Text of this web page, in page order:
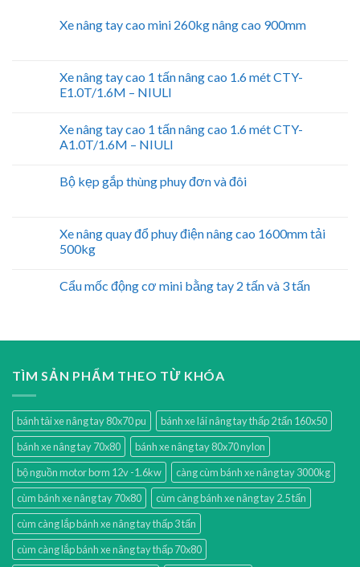
Xe nâng tay cao mini 260kg nâng cao 900mm
Xe nâng tay cao 1 tấn nâng cao 1.6 mét CTY-
E1.0T/1.6M – NIULI
Xe nâng tay cao 1 tấn nâng cao 1.6 mét CTY-
A1.0T/1.6M – NIULI
Bộ kẹp gắp thùng phuy đơn và đôi
Xe nâng quay đổ phuy điện nâng cao 1600mm tải
500kg
Cẩu mốc động cơ mini bằng tay 2 tấn và 3 tấn
TÌM SẢN PHẨM THEO TỪ KHÓA
bánh tải xe nâng tay 80x70 pu
bánh xe lái nâng tay thấp 2 tấn 160x50
bánh xe nâng tay 70x80
bánh xe nâng tay 80x70 nylon
bộ nguồn motor bơm 12v -1.6kw
càng cùm bánh xe nâng tay 3000kg
cùm bánh xe nâng tay 70x80
cùm càng bánh xe nâng tay 2.5 tấn
cùm càng lắp bánh xe nâng tay thấp 3 tấn
cùm càng lắp bánh xe nâng tay thấp 70x80